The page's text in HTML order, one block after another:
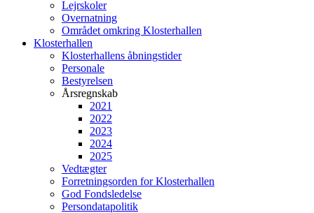
Lejrskoler
Overnatning
Området omkring Klosterhallen
Klosterhallen
Klosterhallens åbningstider
Personale
Bestyrelsen
Årsregnskab
2021
2022
2023
2024
2025
Vedtægter
Forretningsorden for Klosterhallen
God Fondsledelse
Persondatapolitik